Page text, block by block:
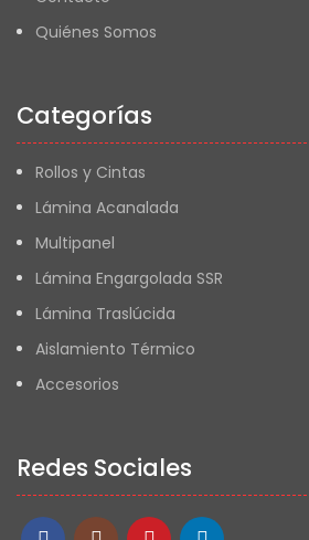
Quiénes Somos
Categorías
Rollos y Cintas
Lámina Acanalada
Multipanel
Lámina Engargolada SSR
Lámina Traslúcida
Aislamiento Térmico
Accesorios
Redes Sociales